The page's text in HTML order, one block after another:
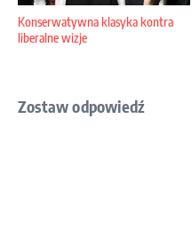
Konserwatywna klasyka kontra
liberalne wizje
Zostaw odpowiedź